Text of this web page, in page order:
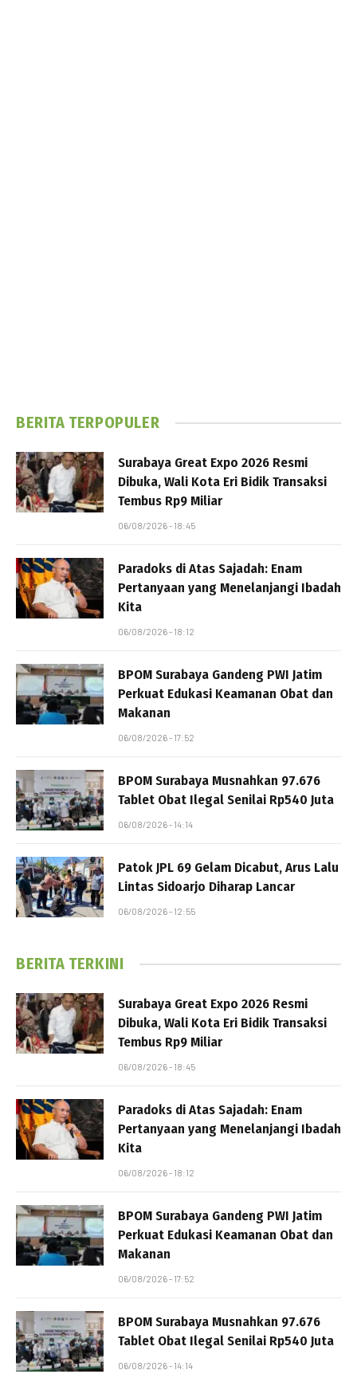
BERITA TERPOPULER
Surabaya Great Expo 2026 Resmi
Dibuka, Wali Kota Eri Bidik Transaksi
Tembus Rp9 Miliar
06/08/2026 - 18:45
Paradoks di Atas Sajadah: Enam
Pertanyaan yang Menelanjangi Ibadah
Kita
06/08/2026 - 18:12
BPOM Surabaya Gandeng PWI Jatim
Perkuat Edukasi Keamanan Obat dan
Makanan
06/08/2026 - 17:52
BPOM Surabaya Musnahkan 97.676
Tablet Obat Ilegal Senilai Rp540 Juta
06/08/2026 - 14:14
Patok JPL 69 Gelam Dicabut, Arus Lalu
Lintas Sidoarjo Diharap Lancar
06/08/2026 - 12:55
BERITA TERKINI
Surabaya Great Expo 2026 Resmi
Dibuka, Wali Kota Eri Bidik Transaksi
Tembus Rp9 Miliar
06/08/2026 - 18:45
Paradoks di Atas Sajadah: Enam
Pertanyaan yang Menelanjangi Ibadah
Kita
06/08/2026 - 18:12
BPOM Surabaya Gandeng PWI Jatim
Perkuat Edukasi Keamanan Obat dan
Makanan
06/08/2026 - 17:52
BPOM Surabaya Musnahkan 97.676
Tablet Obat Ilegal Senilai Rp540 Juta
06/08/2026 - 14:14